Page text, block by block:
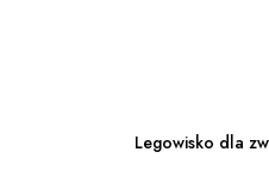
Legowisko dla